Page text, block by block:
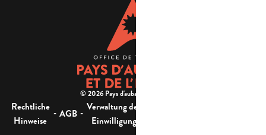
© 2026 Pays d'aubagne et de l'étoile -
Rechtliche
Hinweise
- AGB - Verwaltung der
Einwilligung